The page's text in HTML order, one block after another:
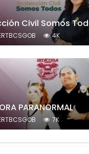
Civil Somos
4K
PARANORMAL
7K